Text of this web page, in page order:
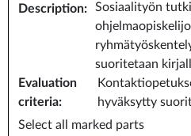
Description:
Sosiaalityön
suoritetaan
Evaluation
criteria:
hyväksytty
Select all marked parts